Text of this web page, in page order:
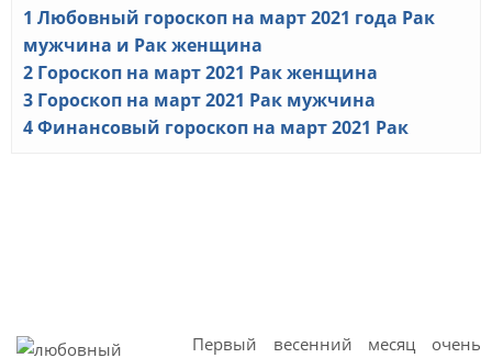
1 Любовный гороскоп на март 2021 года Рак
мужчина и Рак женщина
2 Гороскоп на март 2021 Рак женщина
3 Гороскоп на март 2021 Рак мужчина
4Финансовый гороскоп на март 2021 Рак
Первый весенний месяц очень